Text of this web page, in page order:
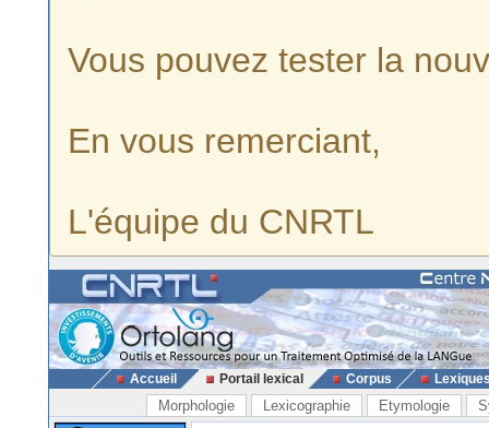
Vous pouvez tester la
En vous remerciant,
L'équipe du CNRTL
Accueil Portail lexical Corpus
Morphologie Lexicographie Etymologie